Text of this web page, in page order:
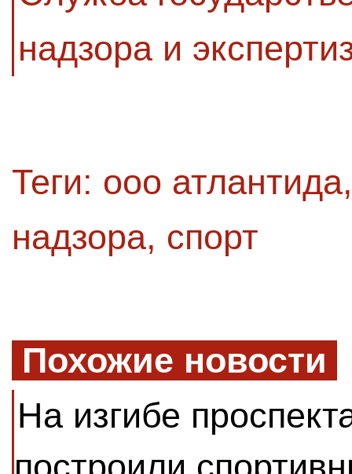
надзора и
Теги: ооо атлантида
надзора, спорт
Похожие новости
На изгибе